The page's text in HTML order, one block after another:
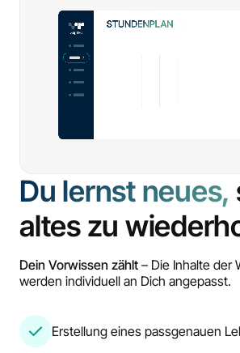
Du lernst neues,
altes zu
Dein Vorwissen zählt – Die Inhalte der
werden individuell an Dich angepasst.
Erstellung eines passgenauen